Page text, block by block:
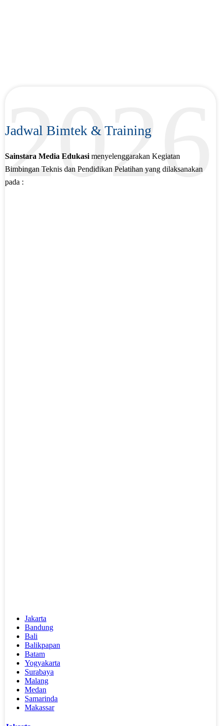
2026
Jadwal Bimtek & Training
Sainstara Media Edukasi menyelenggarakan Kegiatan
Bimbingan Teknis dan Pendidikan Pelatihan yang dilaksanakan
pada :
Jakarta
Bandung
Bali
Balikpapan
Batam
Yogyakarta
Surabaya
Malang
Medan
Samarinda
Makassar